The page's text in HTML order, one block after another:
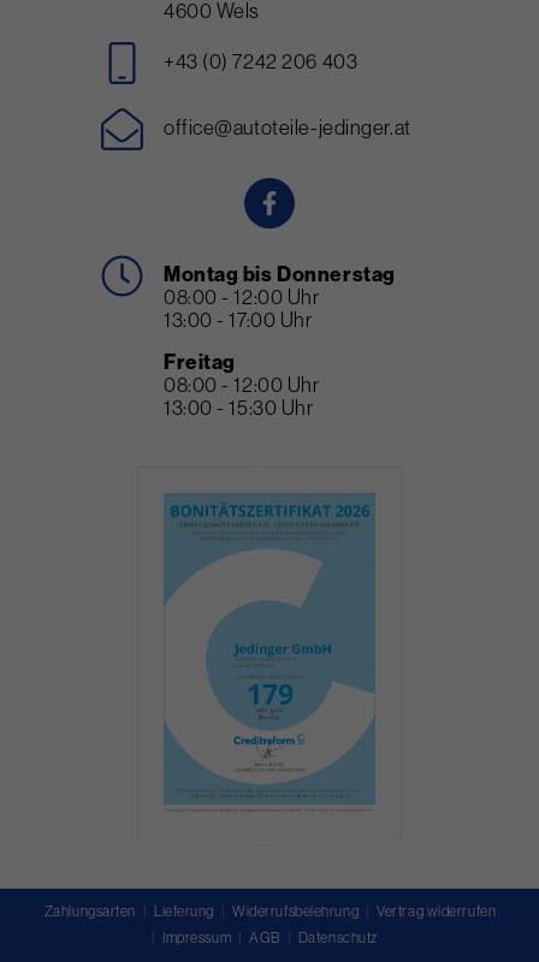
4600 Wels
+43 (0) 7242 206 403
office@autoteile-jedinger.at
Montag bis Donnerstag
08:00 - 12:00 Uhr
13:00 - 17:00 Uhr
Freitag
08:00 - 12:00 Uhr
13:00 - 15:30 Uhr
Zahlungsarten Lieferung Widerrufsbelehrung
Vertrag widerrufen
Impressum
AGB Datenschutz